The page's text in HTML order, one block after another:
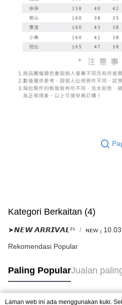
Kategori Berkaitan (4)
➤𝙉𝙀𝙒 𝘼𝙍𝙍𝙄𝙑𝘼𝙇²⁵ ɴᴇᴡ ₍ 10.03
Rekomendasi Popular
Paling PopularJualan
Laman web ini ada menggunakan kuki.